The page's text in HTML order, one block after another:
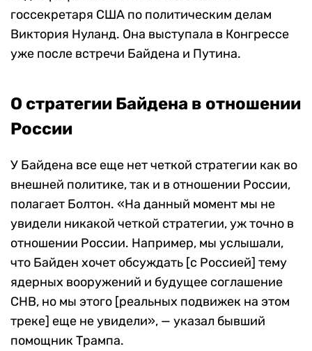
госсекретаря США по политическим делам
Виктория Нуланд. Она выступала в Конгрессе
уже после встречи Байдена и Путина.
О стратегии Байдена в отношении
России
У Байдена все еще нет четкой стратегии как во
внешней политике, так и в отношении России,
полагает Болтон. «На данный момент мы не
увидели никакой четкой стратегии, уж точно в
отношении России. Например, мы услышали,
что Байден хочет обсуждать [с Россией] тему
ядерных вооружений и будущее соглашение
СНВ, но мы этого [реальных подвижек на этом
треке] еще не увидели», — указал бывший
помощник Трампа.